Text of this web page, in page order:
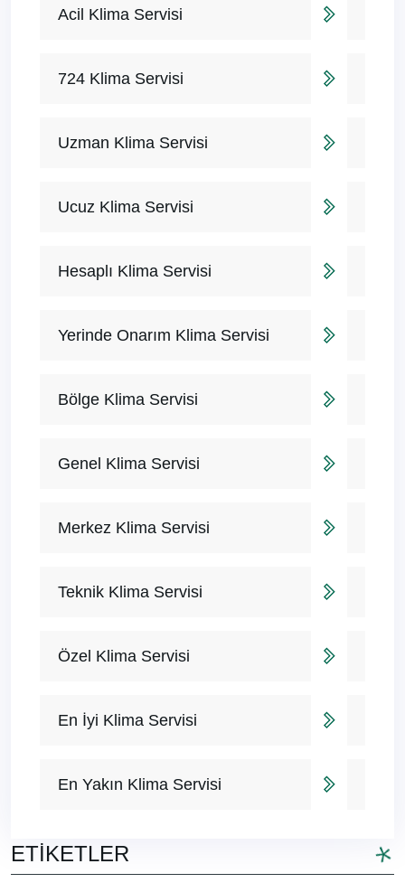
Acil Klima Servisi
724 Klima Servisi
Uzman Klima Servisi
Ucuz Klima Servisi
Hesaplı Klima Servisi
Yerinde Onarım Klima Servisi
Bölge Klima Servisi
Genel Klima Servisi
Merkez Klima Servisi
Teknik Klima Servisi
Özel Klima Servisi
En İyi Klima Servisi
En Yakın Klima Servisi
ETIKETLER